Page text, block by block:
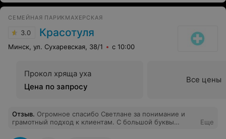
СЕМЕЙНАЯ ПАРИКМАХЕРСКАЯ
3.0 Красотуля
Минск, ул. Сухаревская, 38/1 с 10:00
Прокол хряща уха
Цена по запросу
Все цены
Отзыв. Огромное спасибо Светлане за понимание и
грамотный подход к клиентам. С большой буквы
Еще